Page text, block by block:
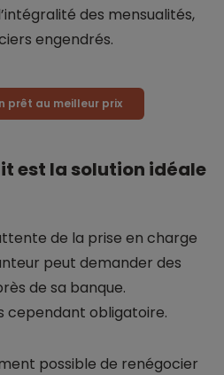
des mensualités,
engendrés.
prêt au meilleur prix
est la solution idéale
de la prise en charge
peut demander des
de sa banque.
cependant obligatoire.
possible de renégocier